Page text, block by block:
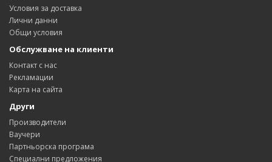
Условия за доставка
Лични данни
Общи условия
Обслужване на клиенти
Контакт с нас
Рекламации
Карта на сайта
Други
Производители
Ваучери
Партньорска програма
Специални предложения